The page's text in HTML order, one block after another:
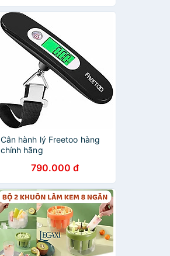
Cân hành lý Freetoo hàng
chính hãng
790.000 đ